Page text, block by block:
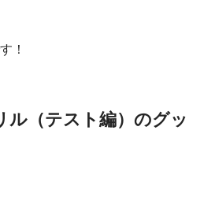
！
ル（テスト編）のグッ